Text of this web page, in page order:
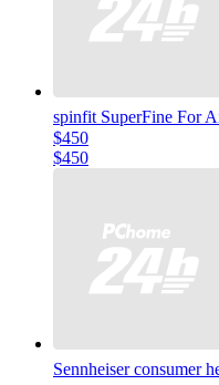
spinfit SuperFine For
$450
$450
Sennheiser consumer